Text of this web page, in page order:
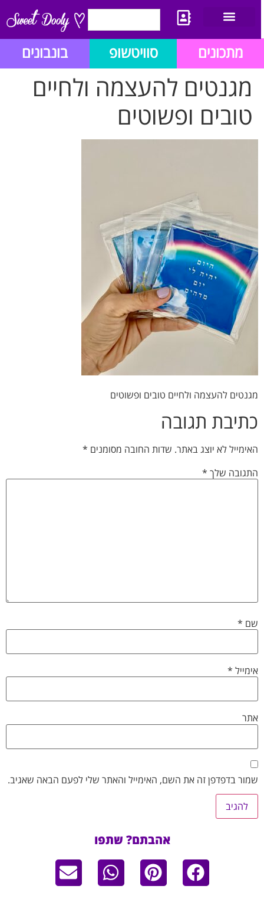
מתכונים סוויטשופ בונבונים
מגנטים להעצמה ולחיים
טובים ופשוטים
מגנטים להעצמה ולחיים טובים ופשוטים
כתיבת תגובה
האימייל לא יוצג באתר. שדות החובה מסומנים *
התגובה שלך*
שם *
אימייל*
אתר
שמור בדפדפן זה את השם, האימייל והאתר שלי לפעם הבאה שאגיב.
אהבתם? שתפו